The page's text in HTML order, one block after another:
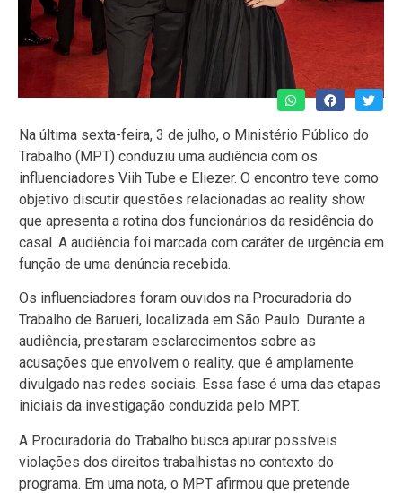
Na última sexta-feira, 3 de julho, o Ministério Público do
Trabalho (MPT) conduziu uma audiência com os
influenciadores Viih Tube e Eliezer. O encontro teve como
objetivo discutir questões relacionadas ao reality show
que apresenta a rotina dos funcionários da residência do
casal. A audiência foi marcada com caráter de urgência em
função de uma denúncia recebida.
Os influenciadores foram ouvidos na Procuradoria do
Trabalho de Barueri, localizada em São Paulo. Durante a
audiência, prestaram esclarecimentos sobre as
acusações que envolvem o reality, que é amplamente
divulgado nas redes sociais. Essa fase é uma das etapas
iniciais da investigação conduzida pelo MPT.
A Procuradoria do Trabalho busca apurar possíveis
violações dos direitos trabalhistas no contexto do
programa. Em uma nota, o MPT afirmou que pretende